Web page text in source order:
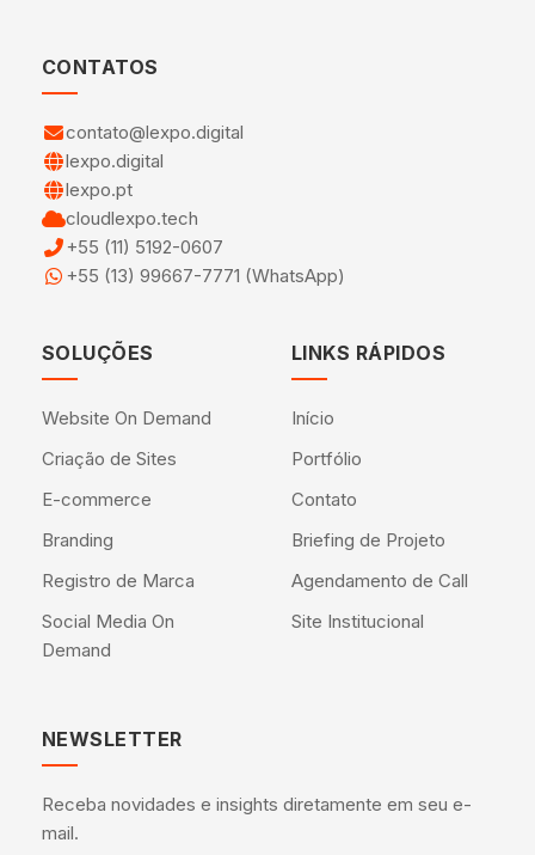
CONTATOS
contato@lexpo.digital
lexpo.digital
lexpo.pt
cloudlexpo.tech
+55 (11) 5192-0607
+55 (13) 99667-7771 (WhatsApp)
SOLUÇÕES
Website On Demand
Criação de Sites
E-commerce
Branding
Registro de Marca
Social Media On
Demand
LINKS RÁPIDOS
Início
Portfólio
Contato
Briefing de Projeto
Agendamento de Call
Site Institucional
NEWSLETTER
Receba novidades e insights diretamente em seu e-
mail.